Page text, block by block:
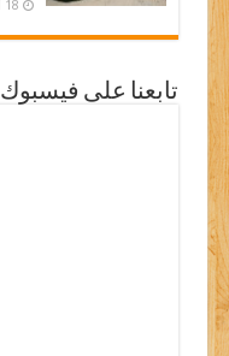
18 أبريل، 2026
تابعنا على فيسبوك